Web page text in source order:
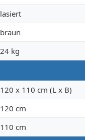
lasiert
braun
24 kg
120 x 110 cm (L x B)
120 cm
110 cm